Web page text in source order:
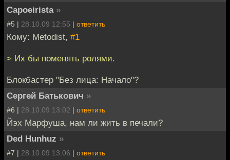
Capoeirista »
#5 | 28.10.09 12:55 | ответить
Кому: Metodist, #1
> Их бы поменять ролями.
Блокбастер "Без лица: Начало"?
Сергей Батькович »
#6 | 28.10.09 13:02 | ответить
Йэх Марфуша, нам ли жить в печали?
Ded Hunhuz »
#7 | 28.10.09 13:06 | ответить